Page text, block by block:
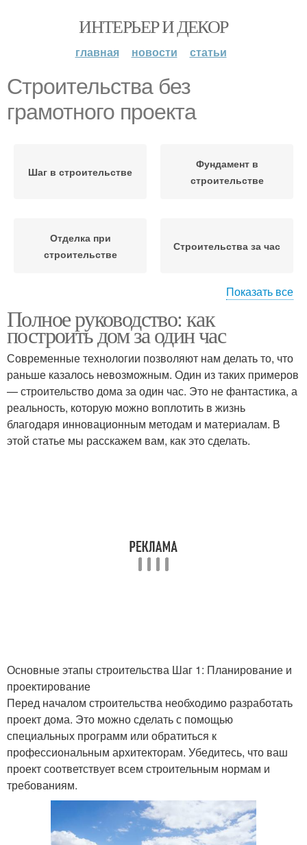
ИНТЕРЬЕР И ДЕКОР
главная новости статьи
Строительства без
грамотного проекта
Шаг в строительстве
Фундамент в
строительстве
Отделка при
строительстве
Строительства за час
строительства
использования
Строительство без
утепления
Показать все
Полное руководство: как
построить дом за один час
Современные технологии позволяют нам делать то, что
раньше казалось невозможным. Один из таких примеров
— строительство дома за один час. Это не фантастика, а
реальность, которую можно воплотить в жизнь
благодаря инновационным методам и материалам. В
этой статье мы расскажем вам, как это сделать.
Основные этапы строительства Шаг 1: Планирование и
проектирование
Перед началом строительства необходимо разработать
проект дома. Это можно сделать с помощью
специальных программ или обратиться к
профессиональным архитекторам. Убедитесь, что ваш
проект соответствует всем строительным нормам и
требованиям.